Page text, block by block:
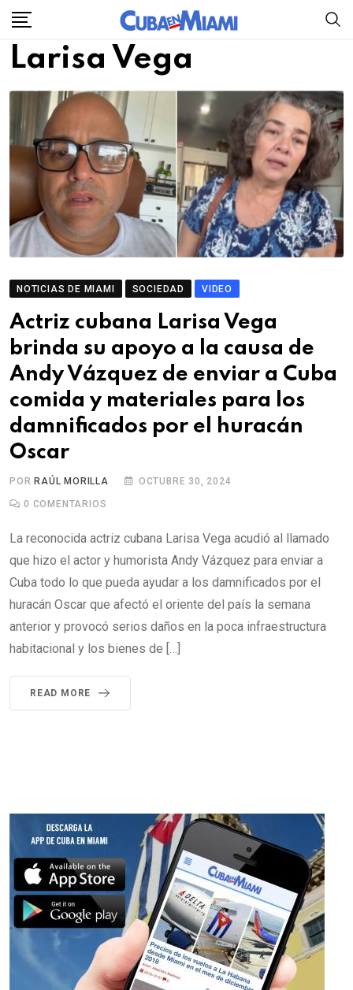
Skip
content
Larisa Vega
NOTICIAS DE MIAMI SOCIEDAD VIDEO
Actriz cubana Larisa Vega
brinda su apoyo a la causa de
Andy Vázquez de enviar a Cuba
comida y materiales para los
damnificados por el huracán
Oscar
POR RAÚL MORILLA OCTUBRE 30, 2024
0 COMENTARIOS
La reconocida actriz cubana Larisa Vega acudió al llamado
que hizo el actor y humorista Andy Vázquez para enviar a
Cuba todo lo que pueda ayudar a los damnificados por el
huracán Oscar que afectó el oriente del país la semana
anterior y provocó serios daños en la poca infraestructura
habitacional y los bienes de […]
READ MORE